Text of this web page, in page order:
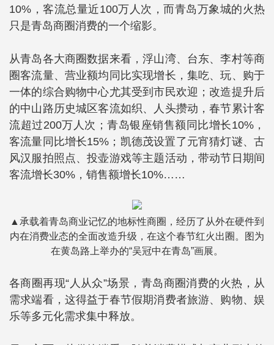
10%，客流总量近100万人次，而青岛万象城的火热
只是青岛商圈消费的一个缩影。
从青岛各大商圈数据来看，浮山湾、台东、李村等商
圈客流量、营业额均同比实现增长，集吃、玩、购于
一体的综合购物中心尤其受到市民欢迎；改造提升后
的中山路历史城区客流如织、人头攒动，春节累计客
流超过200万人次；青岛银座销售额同比增长10%，
客流量同比增长15%；凯德茂设置了元宵猜灯谜、古
风汉服拍照点、投壶游戏等主题活动，带动节日期间
客流增长30%，销售额增长10%……
▲承载着青岛商业记忆的地标性商圈，经历了从外在硬件到
内在消费业态的全面改造升级，在这个春节红火出圈。图为
在黄岛路上举办的“吴冠中在青岛”画展。
各商圈再现“人从众”场景，青岛商圈消费的火热，从
需求端看，这得益于春节假期消费者旅游、购物、娱
乐等多元化需求集中释放。